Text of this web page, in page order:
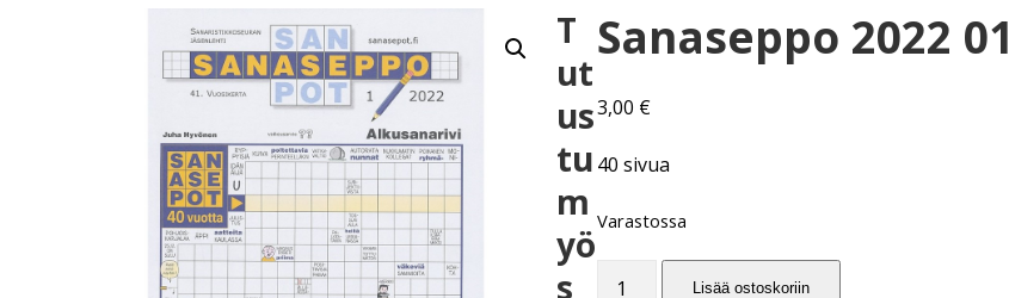
Sanaseppo 2022 01
3,00 €
40 sivua
Varastossa
Lisää ostoskoriin
T
ut
us
tu
m
yö
s